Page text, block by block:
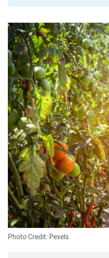
Photo Credit: Pexels